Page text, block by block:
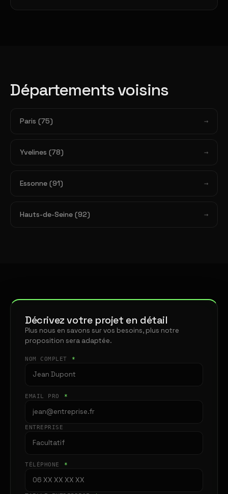
Départements voisins
Paris (75)
Yvelines (78)
Essonne (91)
Hauts-de-Seine (92)
Décrivez votre projet en détail
Plus nous en savons sur vos besoins, plus notre
proposition sera adaptée.
NOM COMPLET *
EMAIL PRO *
ENTREPRISE
TÉLÉPHONE *